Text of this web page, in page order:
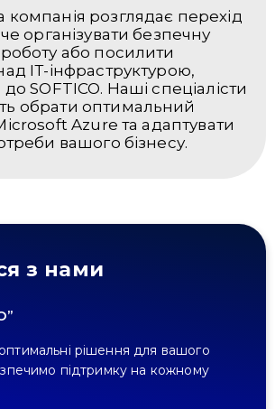
розглядає перехід
організувати безпечну
або посилити
ІТ-інфраструктурою,
до SOFTICO. Наші спеціалісти
обрати оптимальний
Azure та адаптувати
вашого бізнесу.
з нами
рішення для вашого
підтримку на кожному